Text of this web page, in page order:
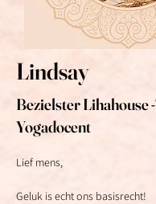
Lindsay
Bezielster Lihahouse
Yogadocent
Lief mens,
Geluk is echt ons basisrecht!